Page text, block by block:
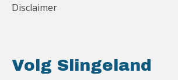
Volg Slingeland
Disclaimer